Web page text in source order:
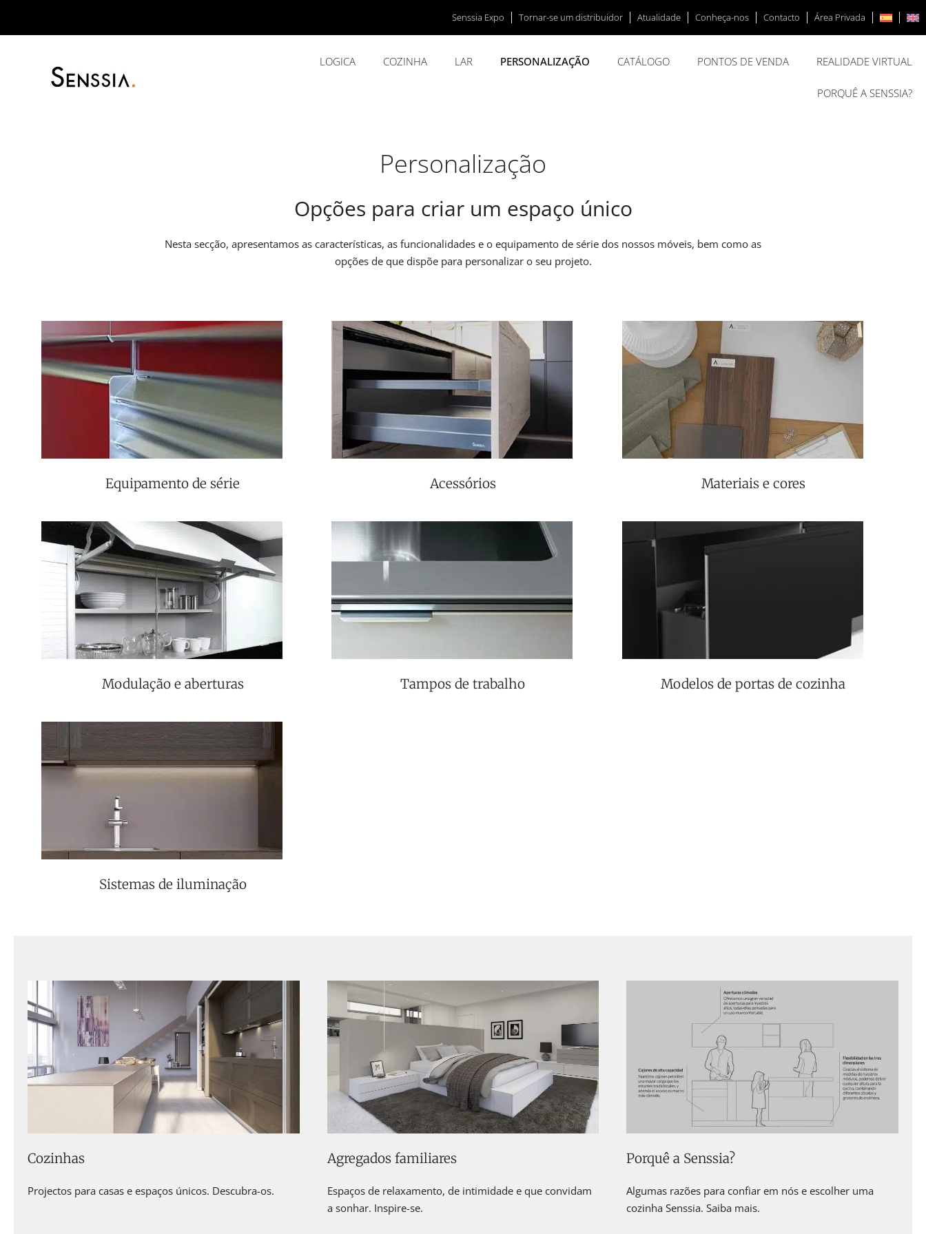
Senssia Expo Tornar-se um distribuidor Atualidade Conheça-nos Contacto Área Privada
LOGICA COZINHA LAR PERSONALIZAÇÃO CATÁLOGO PONTOS DE VENDA REALIDADE VIRTUAL
PORQUÊ A SENSSIA?
Personalização
Opções para criar um espaço único
Nesta secção, apresentamos as características, as funcionalidades e o equipamento de série dos nossos móveis, bem como as
opções de que dispõe para personalizar o seu projeto.
Equipamento de série
Modulação e aberturas
Sistemas de iluminação
Acessórios
Tampos de trabalho
Materiais e cores
Modelos de portas de cozinha
Cozinhas
Projectos para casas e espaços únicos. Descubra-os.
Agregados familiares
Espaços de relaxamento, de intimidade e que convidam
a sonhar. Inspire-se.
Porquê a Senssia?
Algumas razões para confiar em nós e escolher uma
cozinha Senssia. Saiba mais.